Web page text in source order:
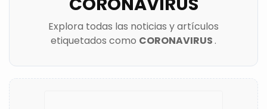
Explora todas las noticias y artículos
etiquetados como CORONAVIRUS.